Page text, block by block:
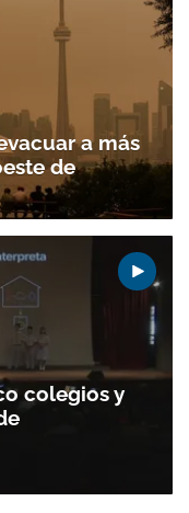
a más
de
colegios y